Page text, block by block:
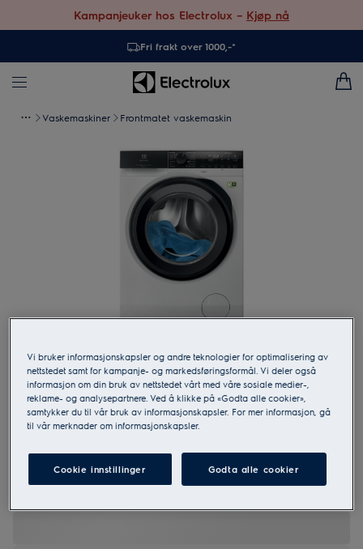
Kampanjeuker hos Electrolux – Kjøp nå
Fri frakt over 1000,-*
Vaskemaskiner Frontmatet vaskemaskin
EFI8H2EX6Q
800 UltraCare Autodose 10.5 kg
Vaskemaskin
3 (2)
Vi bruker informasjonskapsler og andre teknologier for optimalisering av
nettstedet samt for kampanje- og markedsføringsformål. Vi deler også
informasjon om din bruk av nettstedet vårt med våre sosiale medier-,
reklame- og analysepartnere. Ved å klikke på «Godta alle cookier»,
samtykker du til vår bruk av informasjonskapsler. For mer informasjon, gå
til vår merknader om informasjonskapsler.
Cookie innstillinger Godta alle cookier